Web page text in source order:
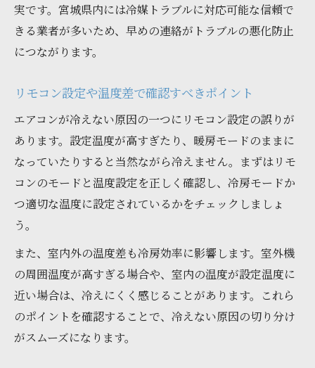
実です。宮城県内には冷媒トラブルに対応可能な信頼で
きる業者が多いため、早めの連絡がトラブルの悪化防止
につながります。
リモコン設定や温度差で確認すべきポイント
エアコンが冷えない原因の一つにリモコン設定の誤りが
あります。設定温度が高すぎたり、暖房モードのままに
なっていたりすると当然ながら冷えません。まずはリモ
コンのモードと温度設定を正しく確認し、冷房モードか
つ適切な温度に設定されているかをチェックしましょ
う。
また、室内外の温度差も冷房効率に影響します。室外機
の周囲温度が高すぎる場合や、室内の温度が設定温度に
近い場合は、冷えにくく感じることがあります。これら
のポイントを確認することで、冷えない原因の切り分け
がスムーズになります。